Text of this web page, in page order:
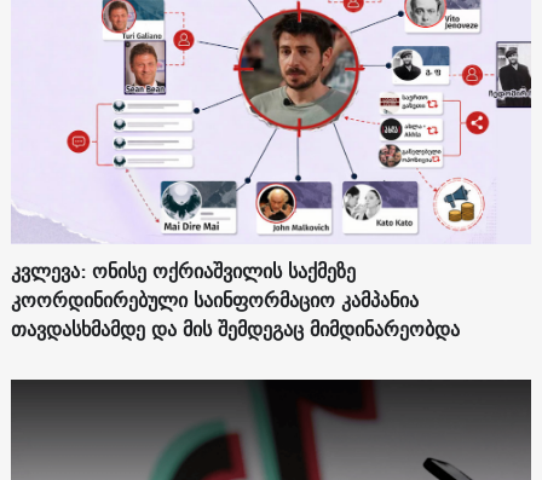
კვლევა: ონისე ოქრიაშვილის საქმეზე
კოორდინირებული საინფორმაციო კამპანია
თავდასხმამდე და მის შემდეგაც მიმდინარეობდა